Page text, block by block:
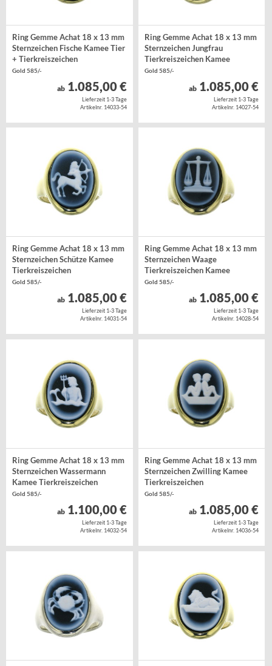
Ring Gemme Achat 18 x 13 mm
Sternzeichen Fische Kamee Tier
+ Tierkreiszeichen
Gold 585/-
ab1.085,00 €
Lieferzeit 1-3 Tage
Artikelnr. 14033-54
Ring Gemme Achat 18 x 13 mm
Sternzeichen Jungfrau
Tierkreiszeichen Kamee
Gold 585/-
ab 1.085,00 €
Lieferzeit 1-3 Tage
Artikelnr. 14027-54
Ring Gemme Achat 18 x 13 mm
Sternzeichen Schütze Kamee
Tierkreiszeichen
Gold 585/-
ab1.085,00 €
Lieferzeit 1-3 Tage
Artikelnr. 14031-54
Ring Gemme Achat 18 x 13 mm
Sternzeichen Waage
Tierkreiszeichen Kamee
Gold 585/-
ab 1.085,00 €
Lieferzeit 1-3 Tage
Artikelnr. 14028-54
Ring Gemme Achat 18 x 13 mm
Sternzeichen Wassermann
Kamee Tierkreiszeichen
Gold 585/-
ab1.100,00 €
Lieferzeit 1-3 Tage
Artikelnr. 14032-54
Ring Gemme Achat 18 x 13 mm
Sternzeichen Zwilling Kamee
Tierkreiszeichen
Gold 585/-
ab 1.085,00 €
Lieferzeit 1-3 Tage
Artikelnr. 14036-54